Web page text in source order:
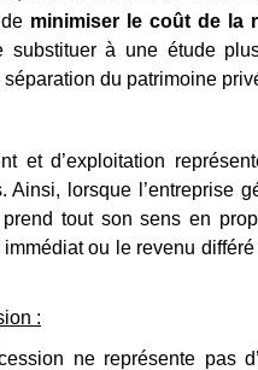
minimiser le coût de la
substituer à une étude
du patrimoine
et d’exploitation
Ainsi, lorsque l’entreprise
prend tout son sens en
ou le revenu
:
ne représente pas